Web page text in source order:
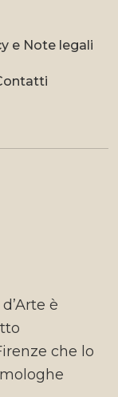
e Note legali
è
che lo